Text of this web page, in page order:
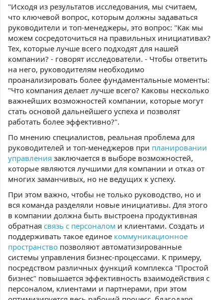
"Исходя из результатов исследования, мы считаем,
что ключевой вопрос, которым должны задаваться
руководители и топ-менеджеры, это вопрос: "Как мы
можем сосредоточиться на правильных инициативах?
Тех, которые лучше всего подходят для нашей
компании? - говорят исследователи. - Чтобы ответить
на него, руководителям необходимо
проанализировать более фундаментальные моменты:
"Что компания делает лучше всего? Каковы несколько
важнейших возможностей компании, которые могут
стать основой дальнейшего успеха и позволят
работать более эффективно?".
По мнению специалистов, реальная проблема для
руководителей и топ-менеджеров при планировании
управления заключается в выборе возможностей,
которые являются лучшими для компании и отказ от
многих заманчивых, но не ведущих к успеху.
При этом важно, чтобы не только руководство, но и
вся команда разделяли новые инициативы. Для этого
в компании должна быть выстроена продуктивная
обратная связь с персоналом и клиентами. Создать и
поддерживать такое единое коммуникационное
пространство позволяют автоматизированные
системы управления бизнес-процессами. К примеру,
посредством различных функций комплекса "Простой
бизнес" повышается эффективность взаимодействия с
персоналом, клиентами и партнерами, при этом